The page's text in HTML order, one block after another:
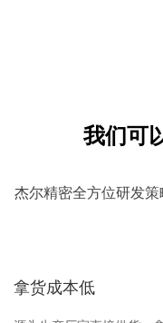
我们可
杰尔精密全方位研发
拿货成本低